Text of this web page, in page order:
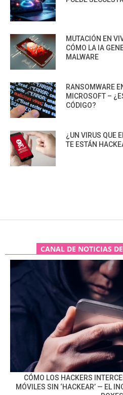
MUTACIÓN EN
CÓMO LA IA
MALWARE
RANSOMWARE
MICROSOFT –
CÓDIGO?
¿UN VIRUS QUE
TE ESTÁN
CANAL DE NOTICIAS
CÓMO LOS HACKERS
MÓVILES SIN ‘HACKEAR’ — EL